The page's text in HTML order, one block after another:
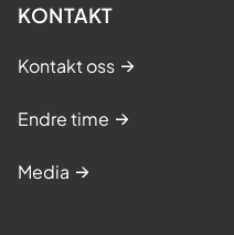
KONTAKT
Kontakt oss
Endre time
Media